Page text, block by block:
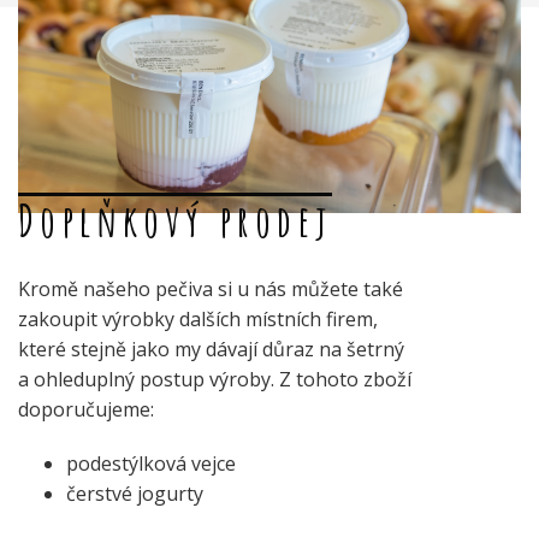
Doplňkový prodej
Kromě našeho pečiva si u nás můžete také
zakoupit výrobky dalších místních firem,
které stejně jako my dávají důraz na šetrný
a ohleduplný postup výroby. Z tohoto zboží
doporučujeme:
podestýlková vejce
čerstvé jogurty